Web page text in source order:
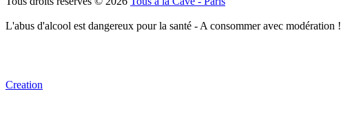
L'abus d'alcool est dangereux pour la santé - A consommer avec modération !
Creation